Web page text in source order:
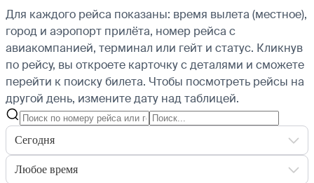
Для каждого рейса показаны: время вылета (местное),
город и аэропорт прилёта, номер рейса с
авиакомпанией, терминал или гейт и статус. Кликнув
по рейсу, вы откроете карточку с деталями и сможете
перейти к поиску билета. Чтобы посмотреть рейсы на
другой день, измените дату над таблицей.
Сегодня
Любое время